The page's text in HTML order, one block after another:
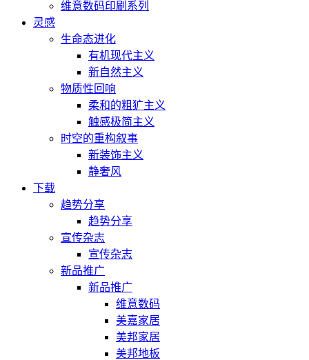
维意数码印刷系列
灵感
生命态进化
有机现代主义
新自然主义
物质性回响
柔和的粗犷主义
触感极简主义
时空的重构叙事
新装饰主义
静奢风
下载
趋势分享
趋势分享
宣传杂志
宣传杂志
新品推广
新品推广
维意数码
美嘉家居
美邦家居
美邦地板